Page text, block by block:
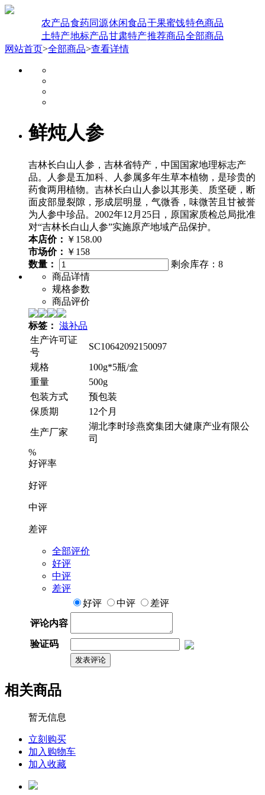
农产品食药同源休闲食品干果蜜饯特色商品
土特产地标产品甘肃特产推荐商品全部商品
网站首页>全部商品>查看详情
鲜炖人参
吉林长白山人参，吉林省特产，中国国家地理标志产
品。人参是五加科、人参属多年生草本植物，是珍贵的
药食两用植物。吉林长白山人参以其形美、质坚硬，断
面皮部显裂隙，形成层明显，气微香，味微苦且甘被誉
为人参中珍品。2002年12月25日，原国家质检总局批准
对“吉林长白山人参”实施原产地域产品保护。
本店价： ￥158.00
市场价： ￥158
数量：
剩余库存： 8
商品详情
规格参数
商品评价
标签： 滋补品
生产许可证
号
SC10642092150097
规格
100g*5瓶/盒
重量
500g
包装方式
预包装
保质期
12个月
生产厂家
湖北李时珍燕窝集团大健康产业有限公
司
%
好评率
好评
中评
差评
全部评价
好评
中评
差评
好评
中评
差评
评论内容
验证码
相关商品
暂无信息
立刻购买
加入购物车
加入收藏